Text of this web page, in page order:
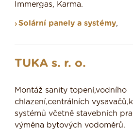
Immergas, Karma.
Solární panely a systémy,
TUKA s. r. o.
Montáž sanity topení,vodního
chlazení,centrálních
systémů včetně stavebních
výměna bytových vodoměrů.